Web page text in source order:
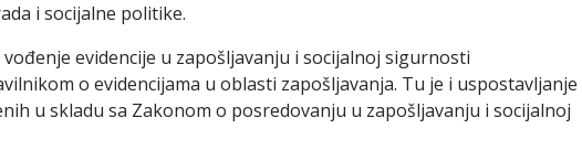
i socijalne politike.
evidencije u zapošljavanju i socijalnoj sigurnosti
o evidencijama u oblasti zapošljavanja. Tu je i uspostavljanje
u skladu sa Zakonom o posredovanju u zapošljavanju i socijalnoj